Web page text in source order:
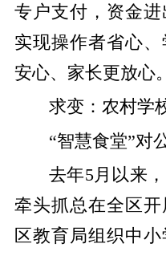
专户支付，资金
实现操作者省心
安心、家长更放心
求变：农村学
“智慧食堂”对
去年5月以来
牵头抓总在全区
区教育局组织中